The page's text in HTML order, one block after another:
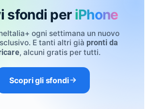
sfondi per iPhone
ogni settimana un nuovo
E tanti altri già pronti da
, alcuni gratis per tutti.
Scopri gli sfondi